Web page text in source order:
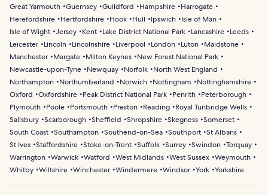
Great Yarmouth Guernsey Guildford Hampshire
Harrogate
Herefordshire
Hertfordshire Hook Hull Ipswich
Isle of Man
Isle of Wight Jersey Kent Lake District National Park Lancashire
Leeds
Leicester
Lincoln Lincolnshire Liverpool London Luton
Maidstone
Manchester
Margate Milton Keynes
New Forest National Park
Newcastle-upon-Tyne
Newquay Norfolk
North West England
Northampton
Northumberland Norwich Nottingham
Nottinghamshire
Oxford
Oxfordshire Peak District National Park Penrith
Peterborough
Plymouth
Poole Portsmouth Preston Reading
Royal Tunbridge Wells
Salisbury Scarborough Sheffield Shropshire Skegness Somerset
South Coast Southampton Southend-on-Sea Southport St Albans
St Ives Staffordshire Stoke-on-Trent Suffolk Surrey Swindon Torquay
Warrington Warwick Watford West Midlands West Sussex Weymouth
Whitby Wiltshire Winchester Windermere Windsor York Yorkshire